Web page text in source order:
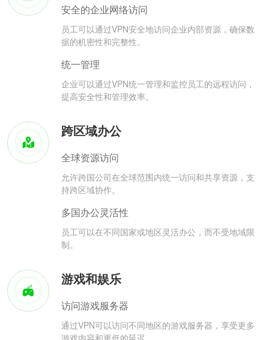
安全的企业网络访问
员工可以通过VPN安全地访问企业内部资源，确保数
据的机密性和完整性。
统一管理
企业可以通过VPN统一管理和监控员工的远程访问，
提高安全性和管理效率。
跨区域办公
全球资源访问
允许跨国公司在全球范围内统一访问和共享资源，支
持跨区域协作。
多国办公灵活性
员工可以在不同国家或地区灵活办公，而不受地域限
制。
游戏和娱乐
访问游戏服务器
通过VPN可以访问不同地区的游戏服务器，享受更多